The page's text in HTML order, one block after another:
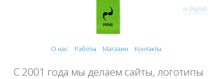
О нас Работы Магазин Контакты
in English
С 2001 года мы делаем сайты, логотипы